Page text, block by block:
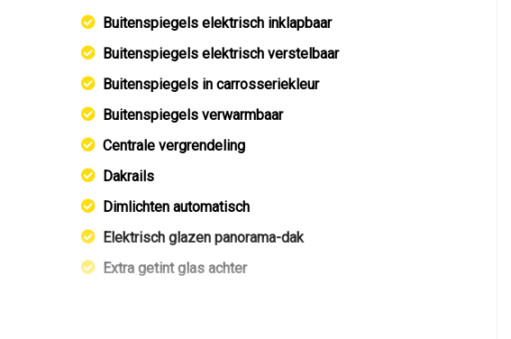
Buitenspiegels elektrisch inklapbaar
Buitenspiegels elektrisch verstelbaar
Buitenspiegels in carrosseriekleur
Buitenspiegels verwarmbaar
Centrale vergrendeling
Dakrails
Dimlichten automatisch
Elektrisch glazen panorama-dak
Extra getint glas achter